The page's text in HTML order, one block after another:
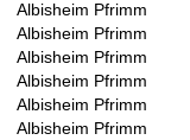
Albisheim Pfrimm
Albisheim Pfrimm
Albisheim Pfrimm
Albisheim Pfrimm
Albisheim Pfrimm
Albisheim Pfrimm